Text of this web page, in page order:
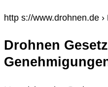
http s://www.drohnen.de
Drohnen